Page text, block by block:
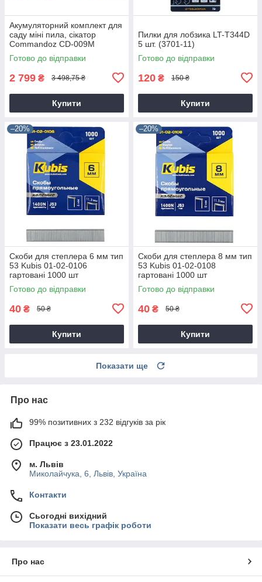
Акумуляторний комплект для
саду міні пила, сікатор
Commandoz CD-009M
Готово до відправки
2 799 ₴ 3 498,75 ₴
Купити
Пилки для лобзика LT-T344D
5 шт. (3701-11)
Готово до відправки
120 ₴ 150 ₴
Купити
–20%
Скоби для степлера 6 мм тип
53 Kubis 01-02-0106
гартовані 1000 шт
Готово до відправки
40 ₴ 50 ₴
Купити
–20%
Скоби для степлера 8 мм тип
53 Kubis 01-02-0108
гартовані 1000 шт
Готово до відправки
40 ₴ 50 ₴
Купити
Показати ще
Про нас
99% позитивних з 232 відгуків за рік
Працює з 23.01.2022
м. Львів
Миколайчука, 6, Львів, Україна
Контакти
Сьогодні вихідний
Показати весь графік роботи
Про нас